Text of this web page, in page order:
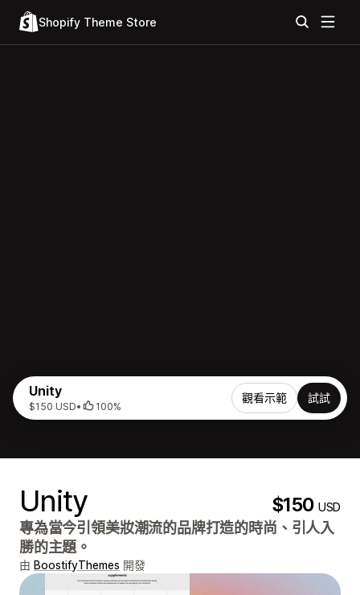
Shopify Theme Store
Unity
$150 USD• 100%
觀看示範 試試
Unity $150USD
專為當今引領美妝潮流的品牌打造的時尚、引人入
勝的主題。
由 BoostifyThemes 開發